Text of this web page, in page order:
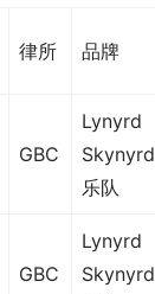
律所 品牌
GBC
Lynyrd
Skynyrd
乐队
GBC
Lynyrd
Skynyrd